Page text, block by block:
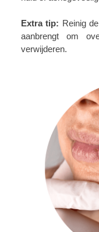
Extra tip: Reinig
aanbrengt om
verwijderen.